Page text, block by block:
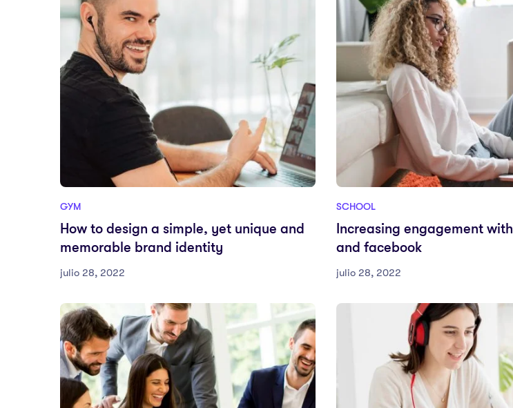
GYM
How to design a simple, yet unique and
memorable brand identity
julio 28, 2022
SCHOOL
Increasing engagement with Instagram
and facebook
julio 28, 2022